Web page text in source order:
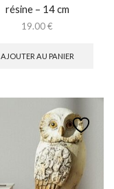
résine – 14 cm
19.00€
AJOUTER AU PANIER